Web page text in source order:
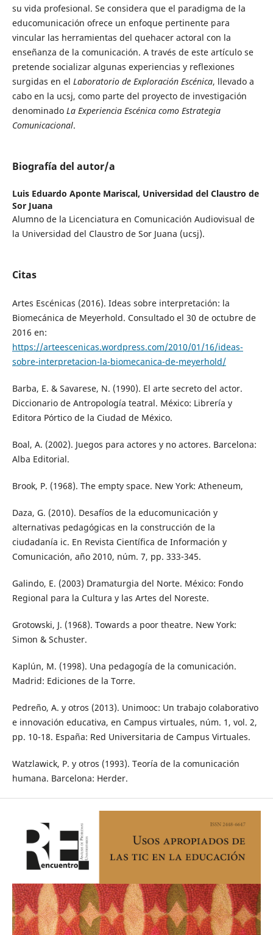
su vida profesional. Se considera que el paradigma de la
educomunicación ofrece un enfoque pertinente para
vincular las herramientas del quehacer actoral con la
enseñanza de la comunicación. A través de este artículo se
pretende socializar algunas experiencias y reflexiones
surgidas en el Laboratorio de Exploración Escénica, llevado a
cabo en la ucsj, como parte del proyecto de investigación
denominado La Experiencia Escénica como Estrategia
Comunicacional.
Biografía del autor/a
Luis Eduardo Aponte Mariscal, Universidad del Claustro de
Sor Juana
Alumno de la Licenciatura en Comunicación Audiovisual de
la Universidad del Claustro de Sor Juana (ucsj).
Citas
Artes Escénicas (2016). Ideas sobre interpretación: la
Biomecánica de Meyerhold. Consultado el 30 de octubre de
2016 en:
https://arteescenicas.wordpress.com/2010/01/16/ideas-
sobre-interpretacion-la-biomecanica-de-meyerhold/
Barba, E. & Savarese, N. (1990). El arte secreto del actor.
Diccionario de Antropología teatral. México: Librería y
Editora Pórtico de la Ciudad de México.
Boal, A. (2002). Juegos para actores y no actores. Barcelona:
Alba Editorial.
Brook, P. (1968). The empty space. New York: Atheneum,
Daza, G. (2010). Desafíos de la educomunicación y
alternativas pedagógicas en la construcción de la
ciudadanía ic. En Revista Científica de Información y
Comunicación, año 2010, núm. 7, pp. 333-345.
Galindo, E. (2003) Dramaturgia del Norte. México: Fondo
Regional para la Cultura y las Artes del Noreste.
Grotowski, J. (1968). Towards a poor theatre. New York:
Simon & Schuster.
Kaplún, M. (1998). Una pedagogía de la comunicación.
Madrid: Ediciones de la Torre.
Pedreño, A. y otros (2013). Unimooc: Un trabajo colaborativo
e innovación educativa, en Campus virtuales, núm. 1, vol. 2,
pp. 10-18. España: Red Universitaria de Campus Virtuales.
Watzlawick, P. y otros (1993). Teoría de la comunicación
humana. Barcelona: Herder.